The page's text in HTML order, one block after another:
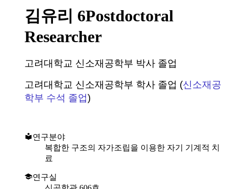
김유리 6Postdoctoral
Researcher
고려대학교 신소재공학부 박사 졸업
고려대학교 신소재공학부 학사 졸업 (신소재공
학부 수석 졸업)
연구분야
복합한 구조의 자가조립을 이용한 자기 기계적 치
료
연구실